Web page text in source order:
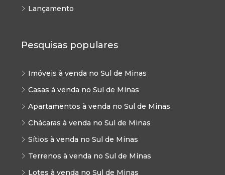
Lançamento
Pesquisas populares
Imóveis à venda no Sul de Minas
Casas à venda no Sul de Minas
Apartamentos à venda no Sul de Minas
Chácaras à venda no Sul de Minas
Sítios à venda no Sul de Minas
Terrenos à venda no Sul de Minas
Lotes à venda no Sul de Minas